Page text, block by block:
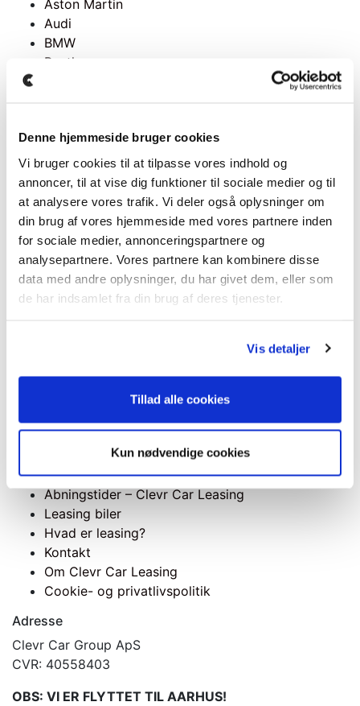
Denne hjemmeside bruger cookies
Vi bruger cookies til at tilpasse vores indhold og
annoncer, til at vise dig funktioner til sociale medier og til
at analysere vores trafik. Vi deler også oplysninger om
din brug af vores hjemmeside med vores partnere inden
for sociale medier, annonceringspartnere og
analysepartnere. Vores partnere kan kombinere disse
data med andre oplysninger, du har givet dem, eller som
de har indsamlet fra din brug af deres tjenester.
Vis detaljer
Tillad alle cookies
Kun nødvendige cookies
Aston Martin
Audi
BMW
Bentley
Lamborghini
Land Rover
Maserati
McLaren
Mercedes
Mini
Nissan
Porsche
Rolls Royce
Menu
Åbningstider – Clevr Car Leasing
Leasing biler
Hvad er leasing?
Kontakt
Om Clevr Car Leasing
Cookie- og privatlivspolitik
Adresse
Clevr Car Group ApS
CVR: 40558403
OBS: VI ER FLYTTET TIL AARHUS!